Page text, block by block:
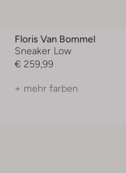
Floris Van Bommel
Sneaker Low
€ 259,99
+ mehr farben